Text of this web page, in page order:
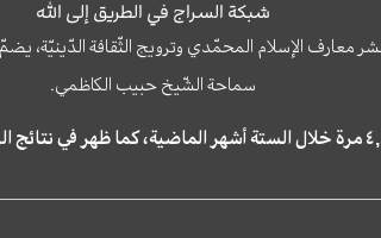
شبكة السراج في الطريق إلى الله
معارف الإسلام المحمّدي وترويج الثّقافة
سماحة الشّيخ حبيب الكاظمي.